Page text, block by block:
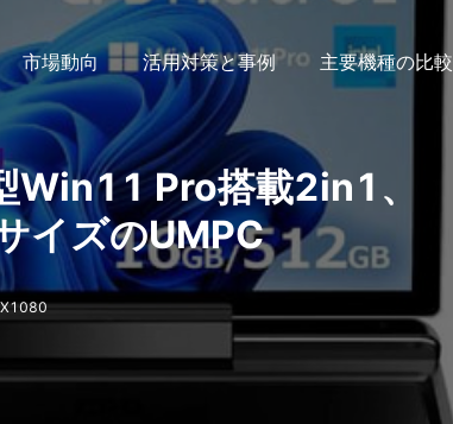
市場動向 活用対策と事例 主要機種の比較
Win11 Pro搭載2in1、
イズのUMPC